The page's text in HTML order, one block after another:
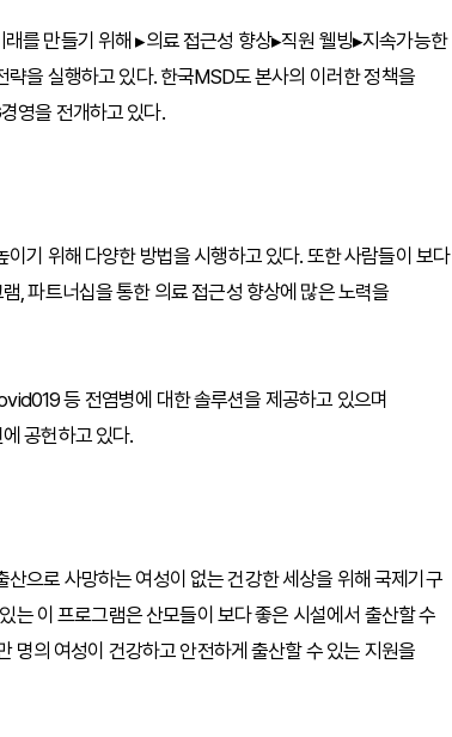
를 만들기 위해 ▸의료 접근성 향상▸직원 웰빙▸지속가능한
을 실행하고 있다. 한국MSD도 본사의 이러한 정책을
영을 전개하고 있다.
기 위해 다양한 방법을 시행하고 있다. 또한 사람들이 보다
, 파트너십을 통한 의료 접근성 향상에 많은 노력을
등 전염병에 대한 솔루션을 제공하고 있으며
공헌하고 있다.
으로 사망하는 여성이 없는 건강한 세상을 위해 국제기구
는 이 프로그램은 산모들이 보다 좋은 시설에서 출산할 수
명의 여성이 건강하고 안전하게 출산할 수 있는 지원을